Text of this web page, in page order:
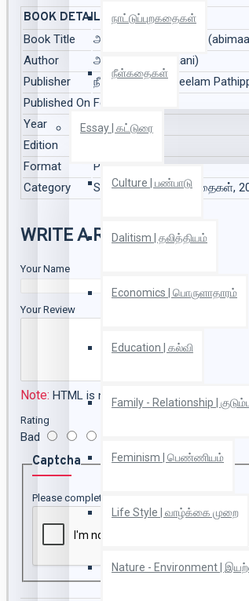
நாட்டுப்புறகதைகள்
நீள்கதைகள்
Essay | கட்டுரை
Culture | பண்பாடு
Dalitism | தலித்தியம்
Economics | பொருளாதாரம்
Education | கல்வி
Family - Relationship |
Feminism | பெண்ணியம்
Life Style | வாழ்க்கை முறை
Nature - Environment |
BOOK DETAILS
Book Title
அபிமானி சிறுகதைகள்
Author
அபிமானி (Abimaani)
Publisher
நீலம் பதிப்பகம் (Neelam
Published On Feb 2022
Year
2022
Edition
Format
Paper Back
Category
Short Stories | சிறுகதைகள்,
WRITE A REVIEW
Your Name
Your Review
Note: HTML is not translated!
Rating
Bad
Captcha
Please complete the captcha validation below